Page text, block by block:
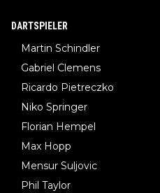
DARTSPIELER
Martin Schindler
Gabriel Clemens
Ricardo Pietreczko
Niko Springer
Florian Hempel
Max Hopp
Mensur Suljovic
Phil Taylor